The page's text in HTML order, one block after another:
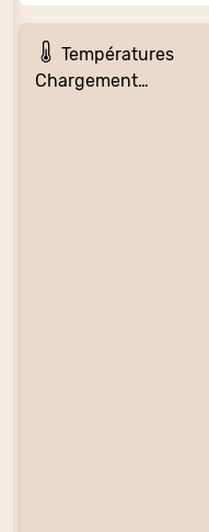
Températures
Chargement…